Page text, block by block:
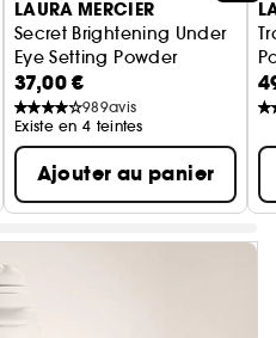
LAURA MERCIER
Secret Brightening Under
Eye Setting Powder
Poudre Fixante Dessous des
37,00 €
989avis
Existe en 4 teintes
Ajouter au panier